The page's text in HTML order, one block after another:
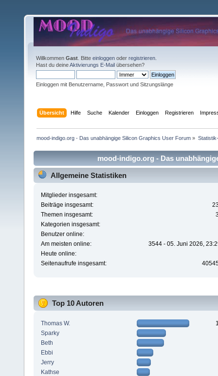
Willkommen Gast . Bitte einloggen oder registrieren
Hast du deineAktivierungs E-Mail übersehen?
Einloggen mit Benutzername, Passwort und Sitzungslänge
Übersicht Hilfe Suche Kalender Einloggen Registrieren
mood-indigo.org - Das unabhängige Silicon Graphics User Forum »
mood-indigo.org - Das
Allgemeine Statistiken
Mitglieder insgesamt:
Beiträge insgesamt:
Themen insgesamt:
Kategorien insgesamt:
Benutzer online:
Am meisten online:
3544 - 05. Juni 2026,
Heute online:
Seitenaufrufe insgesamt:
Top 10 Autoren
Thomas W.
Sparky
Beth
Ebbi
Jerry
Kathse